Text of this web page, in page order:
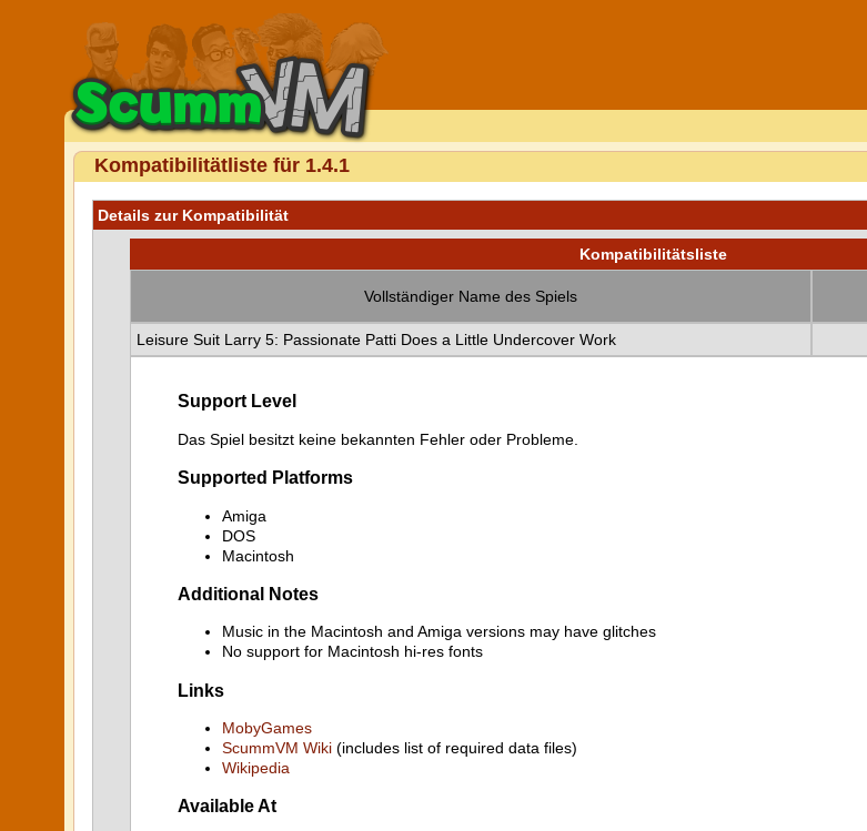
Kompatibilitätliste für 1.4.1
Details zur Kompatibilität
Kompatibilitätsliste
Vollständiger Name des Spiels
Leisure Suit Larry 5: Passionate Patti Does a Little Undercover Work
Support Level
Das Spiel besitzt keine bekannten Fehler oder Probleme.
Supported Platforms
Amiga
DOS
Macintosh
Additional Notes
Music in the Macintosh and Amiga versions may have glitches
No support for Macintosh hi-res fonts
Links
MobyGames
ScummVM Wiki (includes list of required data files)
Wikipedia
Available At